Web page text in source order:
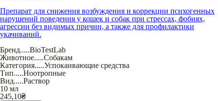
Препарат для снижения возбуждения и коррекции психогенных
нарушений поведения у кошек и собак при стрессах, фобиях,
агрессии без видимых причин, а также для профилактики
укачиваний.
Бренд.....BioTestLab
Животное.....Собакам
Категория.....Успокаивающие средства
Тип.....Ноотропные
Вид.....Раствор
10 мл
245,10₴